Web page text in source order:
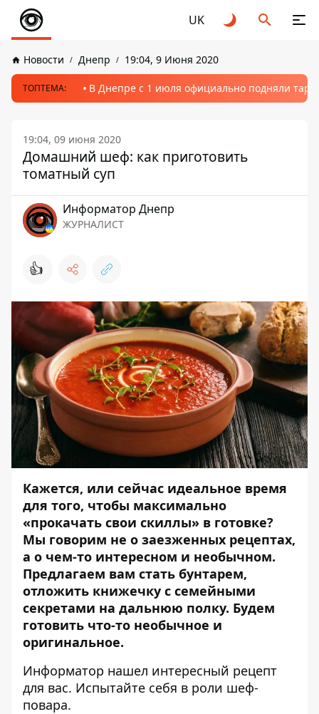
UK
Новости Днепр 19:04, 9 Июня 2020
ТОПТЕМА: В Днепре с 1 июля официально подняли
19:04, 09 июня 2020
Домашний шеф: как приготовить
томатный суп
Информатор Днепр
ЖУРНАЛИСТ
👍
Кажется, или сейчас идеальное время
для того, чтобы максимально
«прокачать свои скиллы» в готовке?
Мы говорим не о заезженных рецептах,
а о чем-то интересном и необычном.
Предлагаем вам стать бунтарем,
отложить книжечку с семейными
секретами на дальнюю полку. Будем
готовить что-то необычное и
оригинальное.
Информатор нашел интересный рецепт
для вас. Испытайте себя в роли шеф-
повара.